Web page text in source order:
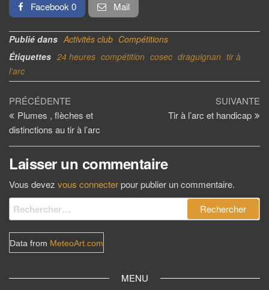
Facebook 0 Mail
Publié dans Activités club Compétitions
Étiquettes 24 heures compétition cosec draguignan tir à
l'arc
Navigation
de
l’article
Article
précédent
PRÉCÉDENTE
Plumes , flèches et
distinctions au tir à l’arc
SUIVANTE
Tir à l’arc et handicap
Laisser un commentaire
Vous devez vous connecterpour publier un commentaire.
Rechercher :
Data from MeteoArt.com
MENU